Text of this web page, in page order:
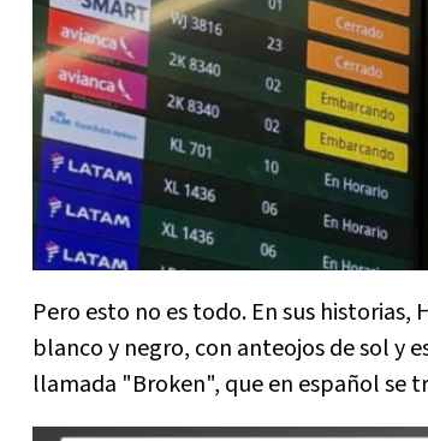
Pero esto no es todo. En sus
blanco y negro, con anteojos de sol y
llamada "Broken", que en español se